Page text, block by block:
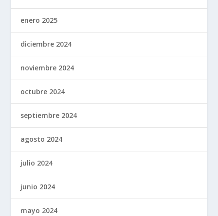
enero 2025
diciembre 2024
noviembre 2024
octubre 2024
septiembre 2024
agosto 2024
julio 2024
junio 2024
mayo 2024